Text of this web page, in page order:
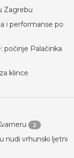
Zagrebu
i performanse po
počinje Palačinka
klince
2
nudi vrhunski ljetni